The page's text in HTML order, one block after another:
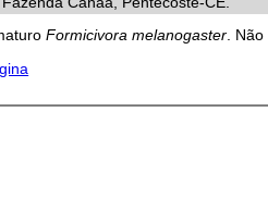
Formicivora melanogaster .